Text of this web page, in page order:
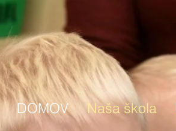
DOMOV Naša škola